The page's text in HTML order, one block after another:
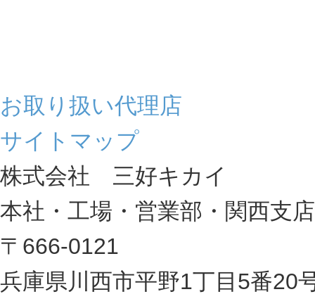
お取り扱い代理店
サイトマップ
株式会社 三好キカイ
本社・工場・営業部・関西支店
〒666-0121
兵庫県川西市平野1丁目5番20